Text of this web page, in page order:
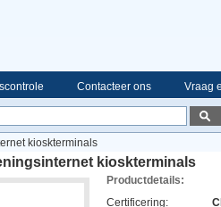
Contacteer ons Vraag
kioskterminals
kioskterminals
Productdetails:
Certificering: